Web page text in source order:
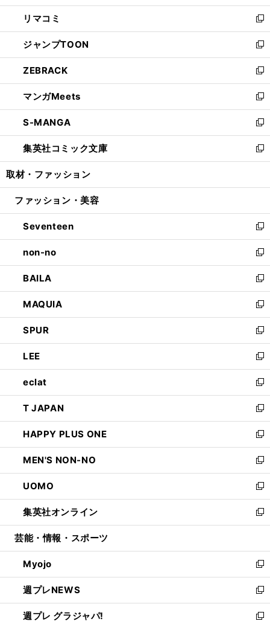
ウ
で
開
く
ン
ド
ウ
で
開
く
ウ
ィ
ン
ド
ウ
で
開
く
し
い
ウ
ィ
ン
ド
ウ
で
開
く
リマコミ
新
し
い
ウ
ィ
ン
ド
ウ
で
開
く
ジャンプTOON
新
し
い
ウ
ィ
ン
ド
ウ
で
開
ZEBRACK
新
し
い
ウ
ィ
ン
ド
ウ
開
マンガMeets
新
し
い
ウ
ィ
ン
ウ
開
く
S-MANGA
新
し
い
ウ
ン
ウ
で
開
く
集英社コミック文庫
新
し
ウ
ン
ド
ウ
で
開
く
取材・ファッション
ファッション・美容
Seventeen
新
し
い
ウ
ィ
ン
ド
ウ
で
開
く
non-no
新
し
い
ウ
ィ
ン
ド
ウ
で
開
く
BAILA
新
し
い
ウ
ィ
ン
ド
ウ
で
開
く
MAQUIA
新
し
い
ウ
ィ
ン
ド
ウ
で
開
く
SPUR
新
し
い
ウ
ィ
ン
ド
ウ
で
開
く
LEE
新
し
い
ウ
ィ
ン
ド
ウ
で
開
く
eclat
新
し
い
ウ
ィ
ン
ド
ウ
で
開
く
T JAPAN
新
し
い
ウ
ィ
ン
ド
ウ
で
開
HAPPY PLUS ONE
新
し
い
ウ
ィ
ン
ド
ウ
開
く
MEN'S NON-NO
新
し
い
ウ
ィ
ン
ウ
で
開
く
UOMO
新
し
い
ウ
ン
ド
ウ
で
開
く
集英社オンライン
新
し
ウ
ィ
ン
ド
ウ
で
芸能・情報・スポーツ
Myojo
新
し
い
ウ
ィ
週プレNEWS
新
し
い
週プレ グラジャパ!
新